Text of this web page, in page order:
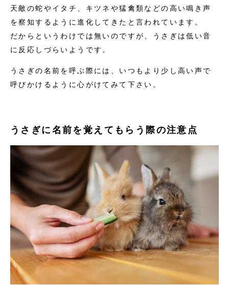
天敵の蛇やイタチ、キツネや猛禽類などの高い鳴き声
を察知するように進化してきたと言われています。
だからというわけでは無いのですが、うさぎは低い音
に反応しづらいようです。
うさぎの名前を呼ぶ際には、いつもより少し高い声で
呼びかけるように心がけてみて下さい。
うさぎに名前を覚えてもらう際の注意点